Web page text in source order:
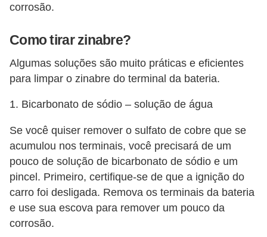
corrosão.
Como tirar zinabre?
Algumas soluções são muito práticas e eficientes
para limpar o zinabre do terminal da bateria.
1. Bicarbonato de sódio – solução de água
Se você quiser remover o sulfato de cobre que se
acumulou nos terminais, você precisará de um
pouco de solução de bicarbonato de sódio e um
pincel. Primeiro, certifique-se de que a ignição do
carro foi desligada. Remova os terminais da bateria
e use sua escova para remover um pouco da
corrosão.
o
t
e
r
s
o
t
í
c
i
a